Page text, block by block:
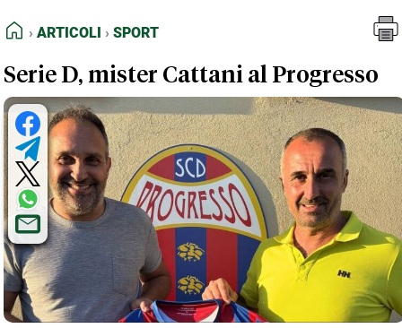
FEED RSS
NORMATIVE DEONTOLOGICHE
TERMINI e CONDIZIONI
HOME
ARTICOLI SPORT
Serie D, mister Cattani al Progresso